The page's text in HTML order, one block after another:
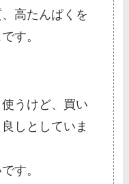
高たんぱくを
す。
うけど、買い
しとしていま
す。